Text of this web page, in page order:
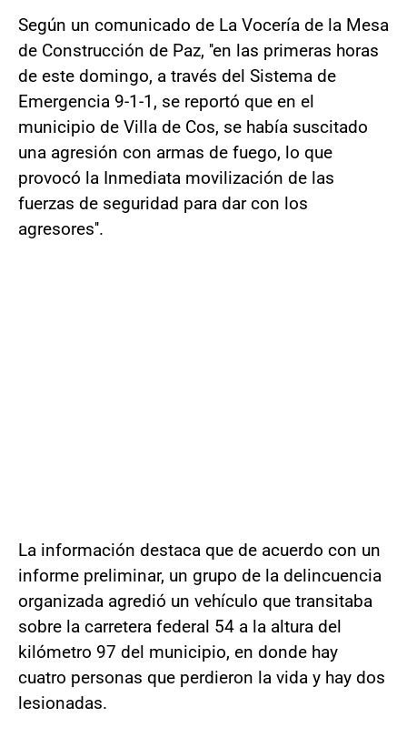
Según un comunicado de La Vocería de la Mesa
de Construcción de Paz, ''en las primeras horas
de este domingo, a través del Sistema de
Emergencia 9-1-1, se reportó que en el
municipio de Villa de Cos, se había suscitado
una agresión con armas de fuego, lo que
provocó la Inmediata movilización de las
fuerzas de seguridad para dar con los
agresores''.
La información destaca que de acuerdo con un
informe preliminar, un grupo de la delincuencia
organizada agredió un vehículo que transitaba
sobre la carretera federal 54 a la altura del
kilómetro 97 del municipio, en donde hay
cuatro personas que perdieron la vida y hay dos
lesionadas.